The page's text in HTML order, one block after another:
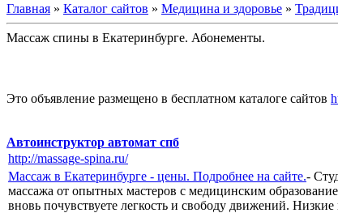
Главная » Каталог сайтов » Медицина и здоровье »
Массаж спины в Екатеринбурге. Абонементы.
Это объявление размещено в бесплатном каталоге сайтов
Автоинструктор автомат спб
http://massage-spina.ru/
Массаж в Екатеринбурге - цены. Подробнее на сайте.-
массажа от опытных мастеров с медицинским
вновь почувствуете легкость и свободу движений.